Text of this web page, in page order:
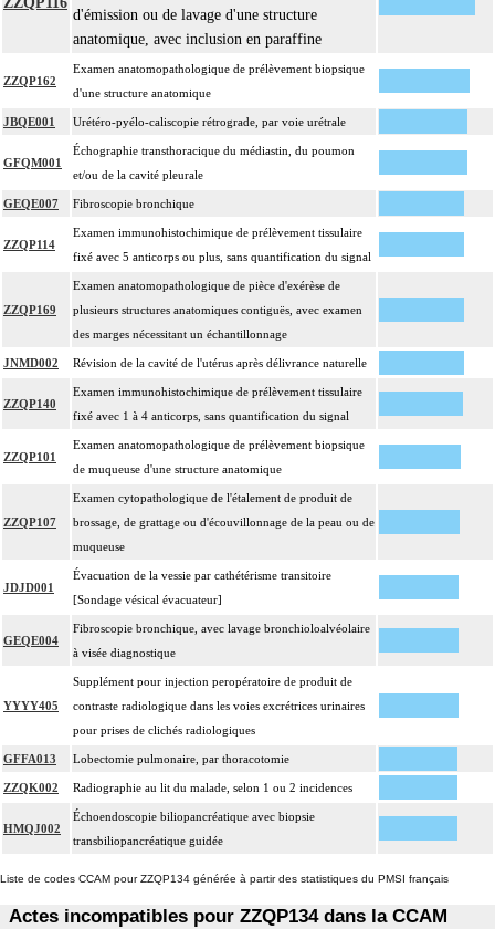
Par organe profond, on entend : tout organe ou toute structure non vasculaire,
de localisation intrathoracique ou intraabdominale.
17
Par organe superficiel, on entend : tout organe ou toute structure non
vasculaire, en dehors de ces localisations.
Par cible, on entend : lésion individualisée à prélever, quel que soit le nombre
de ponctions ou de biopsies effectuées à son niveau.
d'émission ou de lavage d'une structure
anatomique, avec inclusion en paraffine
ZZQP162
Examen anatomopathologique de prélèvement biopsique
d'une structure anatomique
JBQE001 Urétéro-pyélo-caliscopie rétrograde, par voie urétrale
GFQM001
Échographie transthoracique du médiastin, du poumon
et/ou de la cavité pleurale
GEQE007 Fibroscopie bronchique
ZZQP114
Examen immunohistochimique de prélèvement tissulaire
fixé avec 5 anticorps ou plus, sans quantification du signal
ZZQP169
Examen anatomopathologique de pièce d'exérèse de
plusieurs structures anatomiques contiguës, avec examen
des marges nécessitant un échantillonnage
JNMD002 Révision de la cavité de l'utérus après délivrance naturelle
ZZQP140
Examen immunohistochimique de prélèvement tissulaire
fixé avec 1 à 4 anticorps, sans quantification du signal
ZZQP101
Examen anatomopathologique de prélèvement biopsique
de muqueuse d'une structure anatomique
ZZQP107
Examen cytopathologique de l'étalement de produit de
brossage, de grattage ou d'écouvillonnage de la peau ou de
muqueuse
JDJD001
Évacuation de la vessie par cathétérisme transitoire
[Sondage vésical évacuateur]
GEQE004
Fibroscopie bronchique, avec lavage bronchioloalvéolaire
à visée diagnostique
YYYY405
Supplément pour injection peropératoire de produit de
contraste radiologique dans les voies excrétrices urinaires
pour prises de clichés radiologiques
GFFA013 Lobectomie pulmonaire, par thoracotomie
ZZQK002 Radiographie au lit du malade, selon 1 ou 2 incidences
HMQJ002
Échoendoscopie biliopancréatique avec biopsie
transbiliopancréatique guidée
Liste de codes CCAM pour ZZQP134 générée à partir des statistiques du PMSI français
Actes incompatibles pour ZZQP134 dans la CCAM